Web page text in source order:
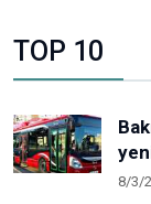
TOP 10
8/3/